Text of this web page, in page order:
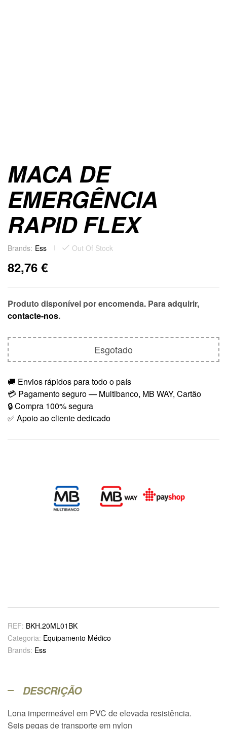
MACA DE
EMERGÊNCIA
RAPID FLEX
Brands: Ess Out Of Stock
82,76 €
Produto disponível por encomenda. Para adquirir,
contacte-nos.
Esgotado
🚚 Envios rápidos para todo o país
💳 Pagamento seguro — Multibanco, MB WAY, Cartão
🔒 Compra 100% segura
✅ Apoio ao cliente dedicado
REF: BKH.20ML01BK
Categoria: Equipamento Médico
Brands: Ess
DESCRIÇÃO
Lona impermeável em PVC de elevada resistência.
Seis pegas de transporte em nylon